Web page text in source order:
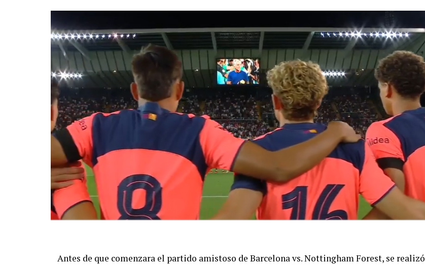
Antes de que comenzara el partido amistoso de Barcelona vs. Nottingham Forest, se realizó